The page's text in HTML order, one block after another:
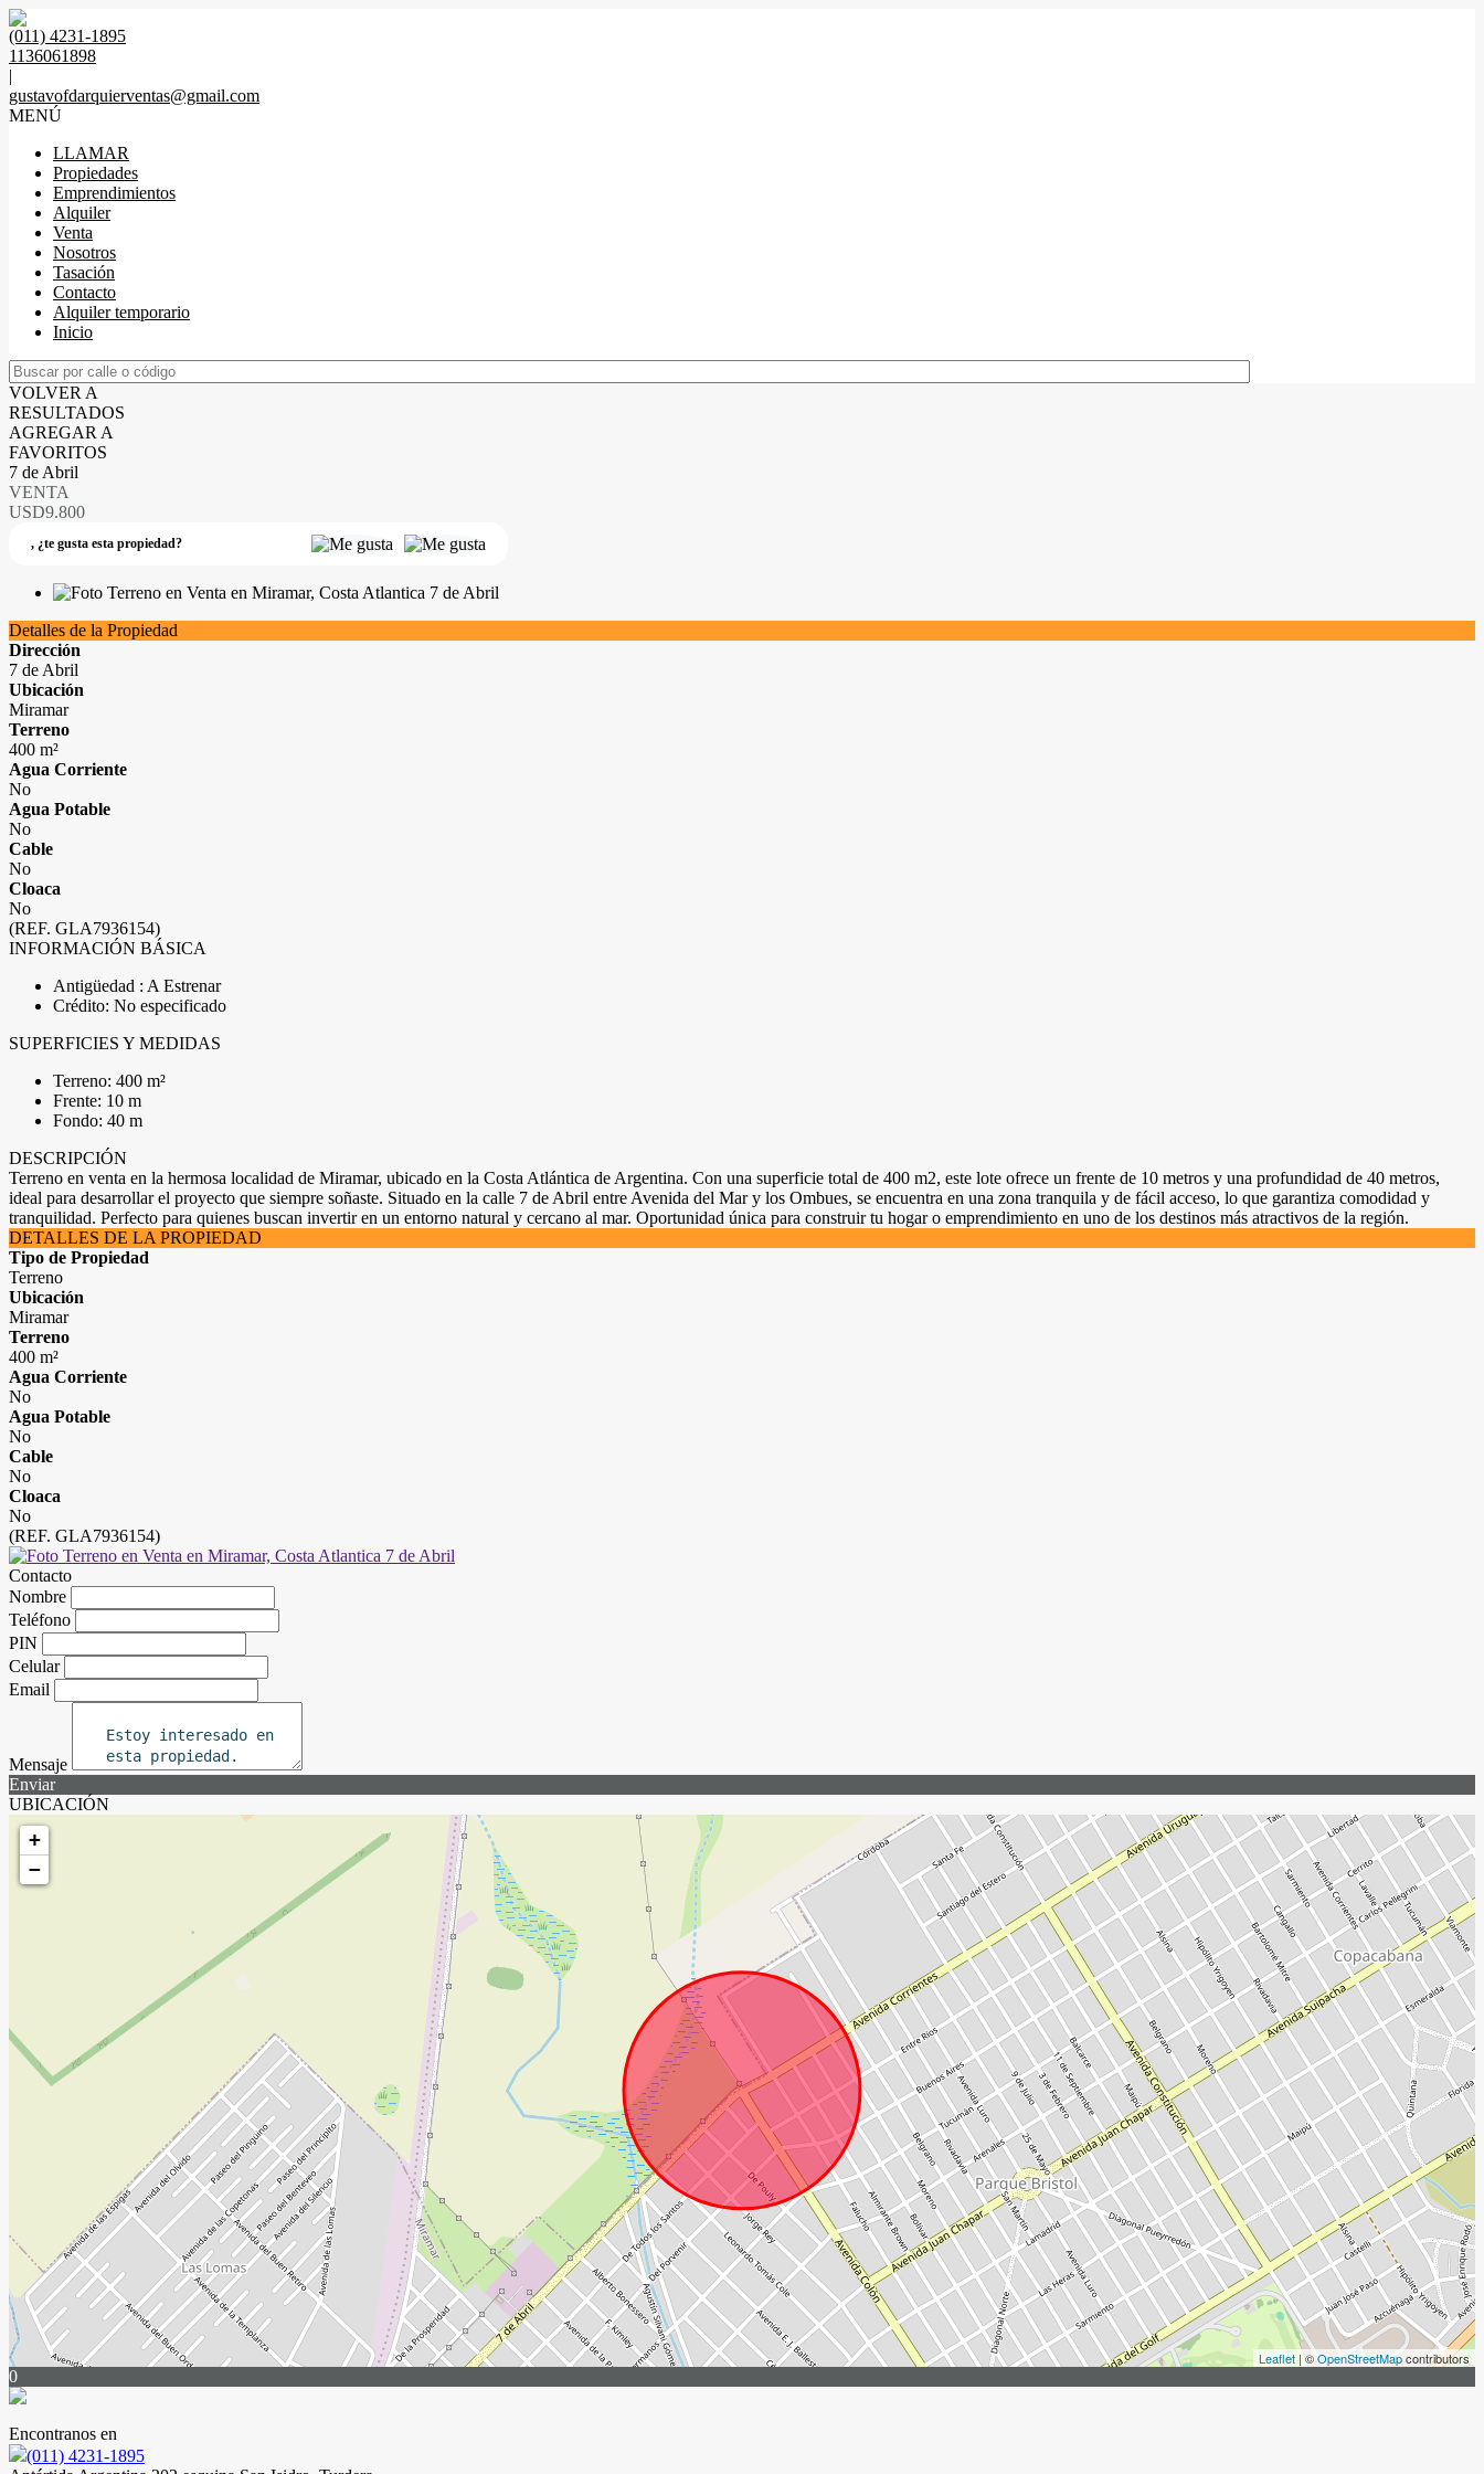
(011) 4231-1895
1136061898
|
gustavofdarquierventas@gmail.com
MENÚ
LLAMAR
Propiedades
Emprendimientos
Alquiler
Venta
Nosotros
Tasación
Contacto
Alquiler temporario
Inicio
VOLVER A
RESULTADOS
AGREGAR A
FAVORITOS
7 de Abril
VENTA
USD9.800
, ¿te gusta esta propiedad?
Detalles de la Propiedad
Dirección
7 de Abril
Ubicación
Miramar
Terreno
400 m²
Agua Corriente
No
Agua Potable
No
Cable
No
Cloaca
No
(REF. GLA7936154)
INFORMACIÓN BÁSICA
Antigüedad : A Estrenar
Crédito: No especificado
SUPERFICIES Y MEDIDAS
Terreno: 400 m²
Frente: 10 m
Fondo: 40 m
DESCRIPCIÓN
Terreno en venta en la hermosa localidad de Miramar, ubicado en la Costa Atlántica de Argentina. Con una superficie total de 400 m2, este lote ofrece un frente de 10 metros y una profundidad de 40 metros,
ideal para desarrollar el proyecto que siempre soñaste. Situado en la calle 7 de Abril entre Avenida del Mar y los Ombues, se encuentra en una zona tranquila y de fácil acceso, lo que garantiza comodidad y
tranquilidad. Perfecto para quienes buscan invertir en un entorno natural y cercano al mar. Oportunidad única para construir tu hogar o emprendimiento en uno de los destinos más atractivos de la región.
DETALLES DE LA PROPIEDAD
Tipo de Propiedad
Terreno
Ubicación
Miramar
Terreno
400 m²
Agua Corriente
No
Agua Potable
No
Cable
No
Cloaca
No
(REF. GLA7936154)
Contacto
Nombre
Teléfono
PIN
Celular
Email
Mensaje
Enviar
UBICACIÓN
+
−
Leaflet | ©OpenStreetMapcontributors
0
Encontranos en
(011) 4231-1895